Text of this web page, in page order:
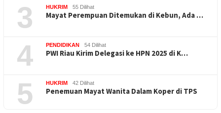
3 HUKRIM 55 Dilihat
Mayat Perempuan Ditemukan di Kebun, Ada …
4 PENDIDIKAN 54 Dilihat
PWI Riau Kirim Delegasi ke HPN 2025 di K…
5 HUKRIM 42 Dilihat
Penemuan Mayat Wanita Dalam Koper di TPS